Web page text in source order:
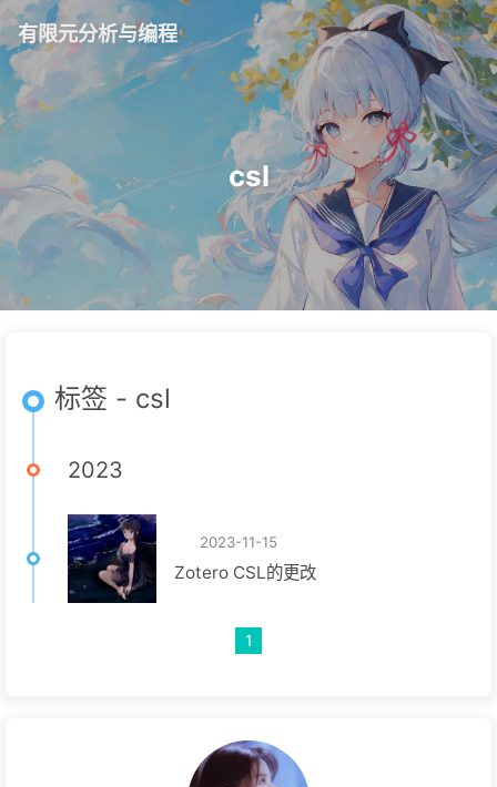
有限元分析与编程
csl
标签 - csl
2023
2023-11-15
Zotero CSL的更改
1